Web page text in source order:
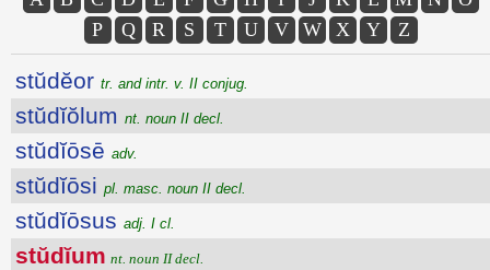
P
Q R S T U V W X Y Z
stŭdĕor tr. and intr. v. II conjug.
stŭdĭŏlum nt. noun II decl.
stŭdĭōsē adv.
stŭdĭōsi pl. masc. noun II decl.
stŭdĭōsus adj. I cl.
stŭdĭum nt. noun II decl.